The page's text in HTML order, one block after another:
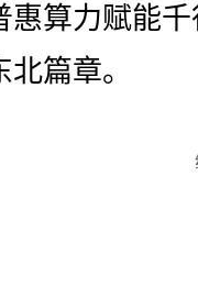
惠算力赋能
篇章。